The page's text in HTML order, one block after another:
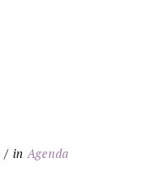
inAgenda